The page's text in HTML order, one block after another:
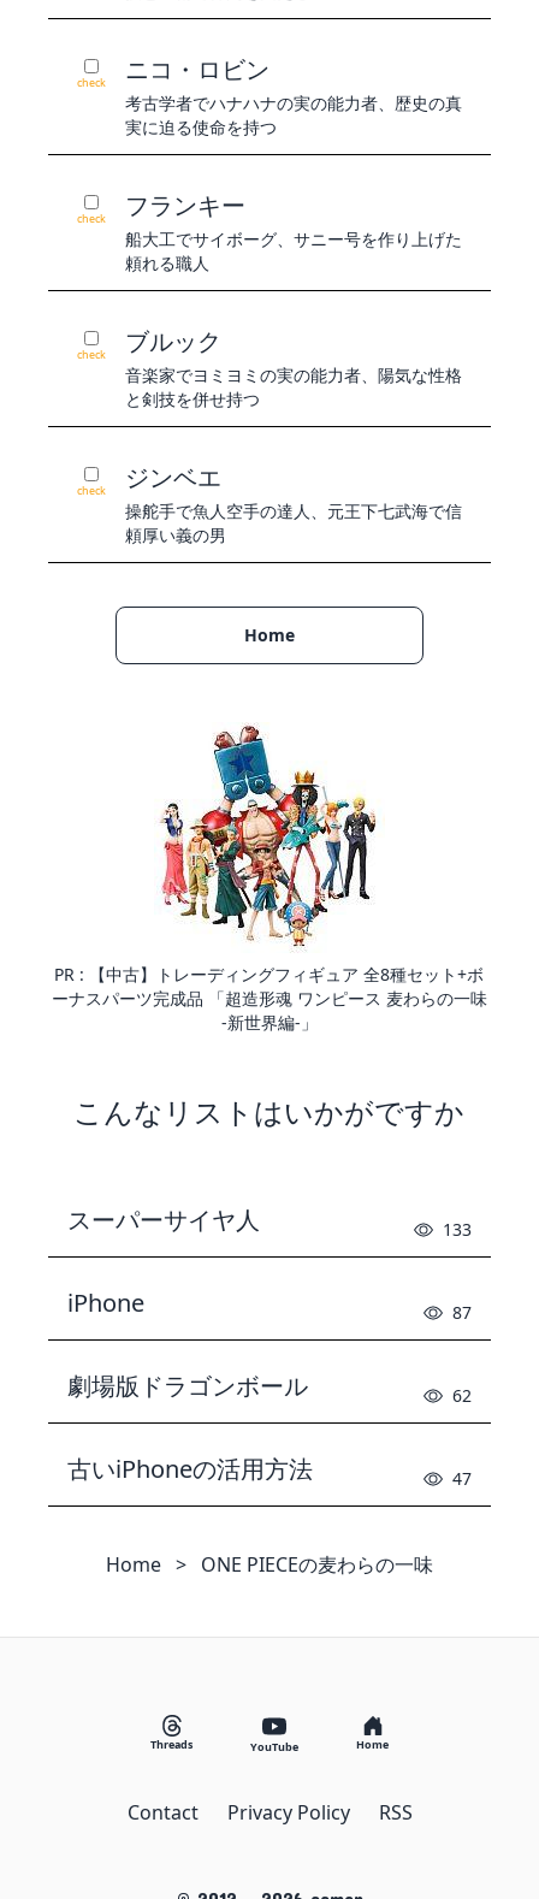
check ニコ・ロビン
考古学者でハナハナの実の能力者、歴史の真
実に迫る使命を持つ
check フランキー
船大工でサイボーグ、サニー号を作り上げた
頼れる職人
check ブルック
音楽家でヨミヨミの実の能力者、陽気な性格
と剣技を併せ持つ
check ジンベエ
操舵手で魚人空手の達人、元王下七武海で信
頼厚い義の男
Home
PR :
【中古】トレーディングフィギュア 全8種セット+ボ
ーナスパーツ完成品 「超造形魂 ワンピース 麦わらの一味
-新世界編-」
こんなリストはいかがですか
スーパーサイヤ人 133
iPhone 87
劇場版ドラゴンボール 62
古いiPhoneの活用方法 47
Home > ONE PIECEの麦わらの一味
Threads YouTube Home
Contact Privacy Policy RSS